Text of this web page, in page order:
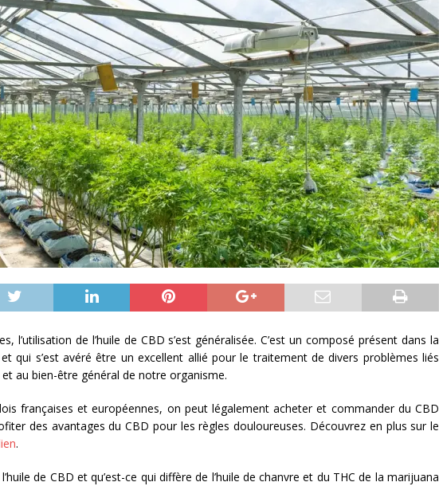
l’utilisation de l’huile de CBD s’est généralisée. C’est un composé présent dans la
qui s’est avéré être un excellent allié pour le traitement de divers problèmes liés
au bien-être général de notre organisme.
françaises et européennes, on peut légalement acheter et commander du CBD
des avantages du CBD pour les règles douloureuses. Découvrez en plus sur le
.
de CBD et qu’est-ce qui diffère de l’huile de chanvre et du THC de la marijuana